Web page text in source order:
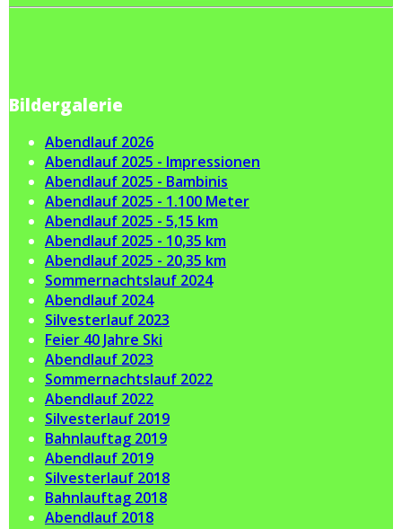
Bildergalerie
Abendlauf 2026
Abendlauf 2025 - Impressionen
Abendlauf 2025 - Bambinis
Abendlauf 2025 - 1.100 Meter
Abendlauf 2025 - 5,15 km
Abendlauf 2025 - 10,35 km
Abendlauf 2025 - 20,35 km
Sommernachtslauf 2024
Abendlauf 2024
Silvesterlauf 2023
Feier 40 Jahre Ski
Abendlauf 2023
Sommernachtslauf 2022
Abendlauf 2022
Silvesterlauf 2019
Bahnlauftag 2019
Abendlauf 2019
Silvesterlauf 2018
Bahnlauftag 2018
Abendlauf 2018